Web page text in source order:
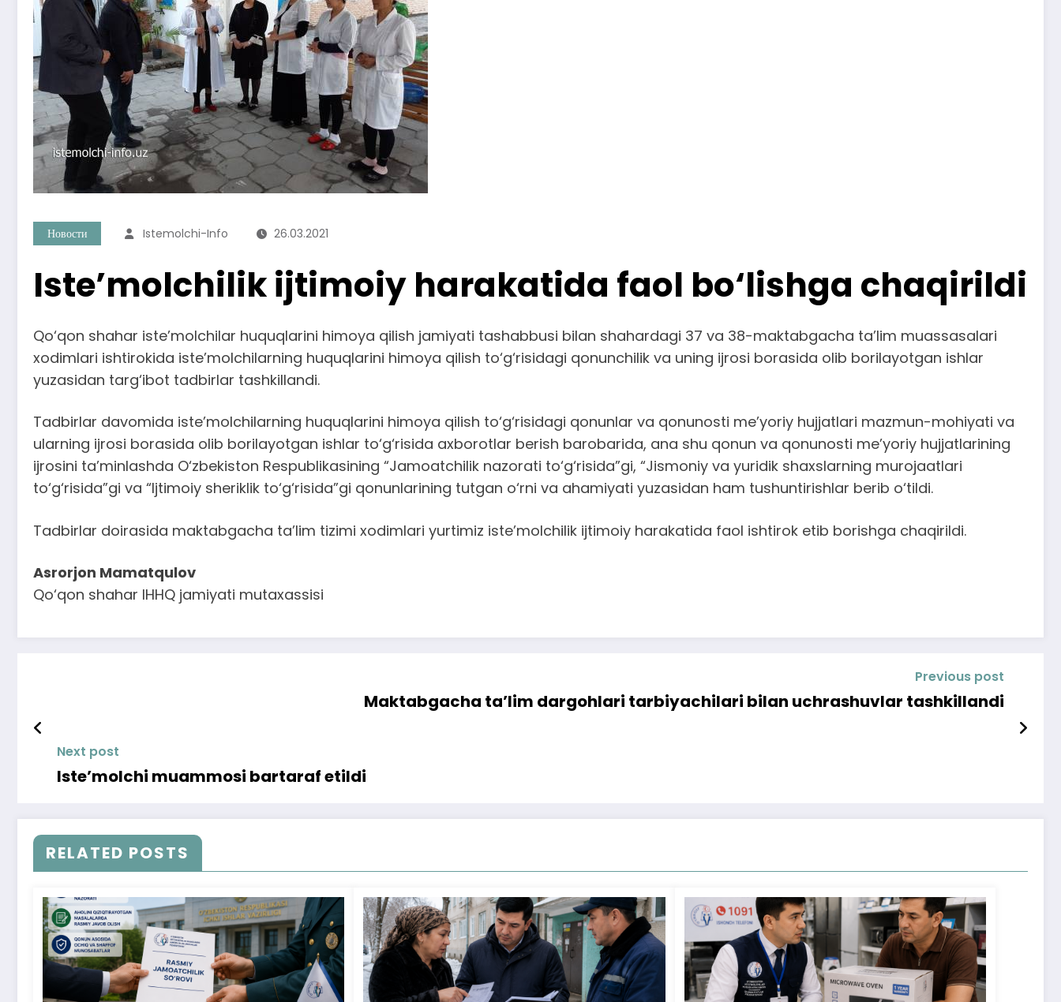
Новости Istemolchi-Info 26.03.2021
Iste’molchilik ijtimoiy harakatida faol bo‘lishga chaqirildi
Qo‘qon shahar iste’molchilar huquqlarini himoya qilish jamiyati tashabbusi bilan shahardagi 37 va 38-maktabgacha ta’lim muassasalari
xodimlari ishtirokida iste’molchilarning huquqlarini himoya qilish to‘g‘risidagi qonunchilik va uning ijrosi borasida olib borilayotgan ishlar
yuzasidan targ‘ibot tadbirlar tashkillandi.
Tadbirlar davomida iste’molchilarning huquqlarini himoya qilish to‘g‘risidagi qonunlar va qonunosti me’yoriy hujjatlari mazmun-mohiyati va
ularning ijrosi borasida olib borilayotgan ishlar to‘g‘risida axborotlar berish barobarida, ana shu qonun va qonunosti me’yoriy hujjatlarining
ijrosini ta’minlashda O‘zbekiston Respublikasining “Jamoatchilik nazorati to‘g‘risida”gi, “Jismoniy va yuridik shaxslarning murojaatlari
to‘g‘risida”gi va “Ijtimoiy sheriklik to‘g‘risida”gi qonunlarining tutgan o‘rni va ahamiyati yuzasidan ham tushuntirishlar berib o‘tildi.
Tadbirlar doirasida maktabgacha ta’lim tizimi xodimlari yurtimiz iste’molchilik ijtimoiy harakatida faol ishtirok etib borishga chaqirildi.
Asrorjon Mamatqulov
Qo‘qon shahar IHHQ jamiyati mutaxassisi
Previous post
Maktabgacha ta’lim dargohlari tarbiyachilari bilan uchrashuvlar tashkillandi
Next post
Iste’molchi muammosi bartaraf etildi
RELATED POSTS